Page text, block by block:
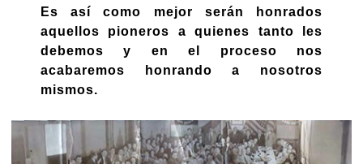
Es así como mejor serán honrados
aquellos pioneros a quienes tanto les
debemos y en el proceso nos
acabaremos honrando a nosotros
mismos.